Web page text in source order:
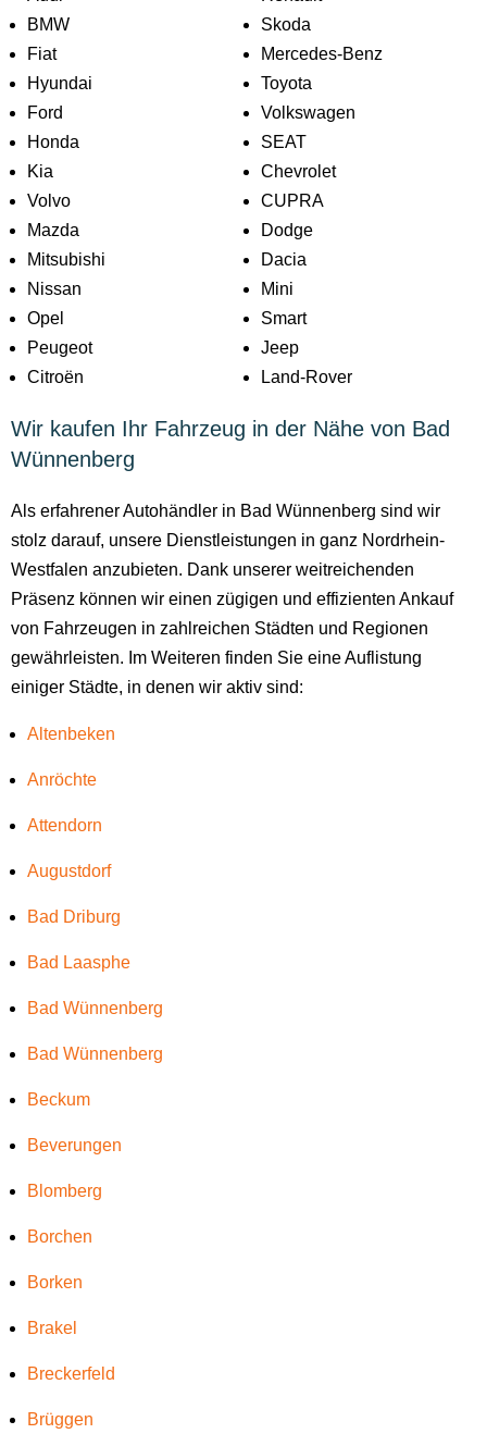
BMW
Fiat
Hyundai
Ford
Honda
Kia
Volvo
Mazda
Mitsubishi
Nissan
Opel
Peugeot
Citroën
Skoda
Mercedes-Benz
Toyota
Volkswagen
SEAT
Chevrolet
CUPRA
Dodge
Dacia
Mini
Smart
Jeep
Land-Rover
Wir kaufen Ihr Fahrzeug in der Nähe von Bad
Wünnenberg
Als erfahrener Autohändler in Bad Wünnenberg sind wir
stolz darauf, unsere Dienstleistungen in ganz Nordrhein-
Westfalen anzubieten. Dank unserer weitreichenden
Präsenz können wir einen zügigen und effizienten Ankauf
von Fahrzeugen in zahlreichen Städten und Regionen
gewährleisten. Im Weiteren finden Sie eine Auflistung
einiger Städte, in denen wir aktiv sind:
Altenbeken
Anröchte
Attendorn
Augustdorf
Bad Driburg
Bad Laasphe
Bad Wünnenberg
Bad Wünnenberg
Beckum
Beverungen
Blomberg
Borchen
Borken
Brakel
Breckerfeld
Brüggen